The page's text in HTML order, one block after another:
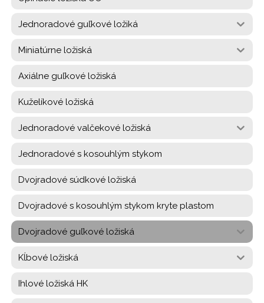
Jednoradové guľkové ložiká
Miniatúrne ložiská
Axiálne guľkové ložiská
Kuželíkové ložiská
Jednoradové valčekové ložiská
Jednoradové s kosouhlým stykom
Dvojradové súdkové ložiská
Dvojradové s kosouhlým stykom kryte plastom
Dvojradové guľkové ložiská
Kĺbové ložiská
Ihlové ložiská HK